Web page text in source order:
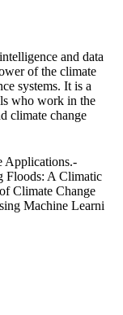
and data
of the climate
systems. It is a
who work in the
climate change
Applications.-
Floods: A Climatic
Climate Change
Machine Learni